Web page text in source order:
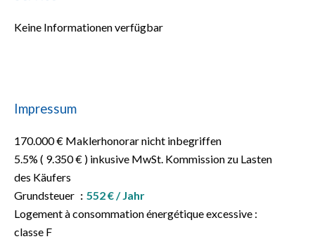
Keine Informationen verfügbar
Impressum
170.000 € Maklerhonorar nicht inbegriffen
5.5% ( 9.350 € ) inkusive MwSt. Kommission zu Lasten
des Käufers
Grundsteuer
552 € / Jahr
Logement à consommation énergétique excessive :
classe F